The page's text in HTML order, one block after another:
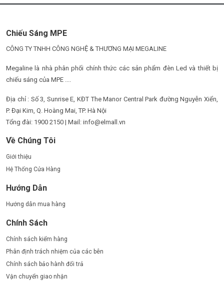
Chiếu Sáng MPE
CÔNG TY TNHH CÔNG NGHỆ & THƯƠNG MẠI MEGALINE
Megaline là nhà phân phối chính thức các sản phẩm đèn Led và thiết bị
chiếu sáng của MPE ....
Địa chỉ : Số 3, Sunrise E, KĐT The Manor Central Park đường Nguyễn Xiển,
P. Đại Kim, Q. Hoàng Mai, TP. Hà Nội
Tổng đài: 1900 2150 | Mail: info@elmall.vn
Về Chúng Tôi
Giới thiệu
Hệ Thống Cửa Hàng
Hướng Dẫn
Hướng dẫn mua hàng
Chính Sách
Chính sách kiểm hàng
Phân định trách nhiệm của các bên
Chính sách bảo hành đổi trả
Vận chuyển giao nhận